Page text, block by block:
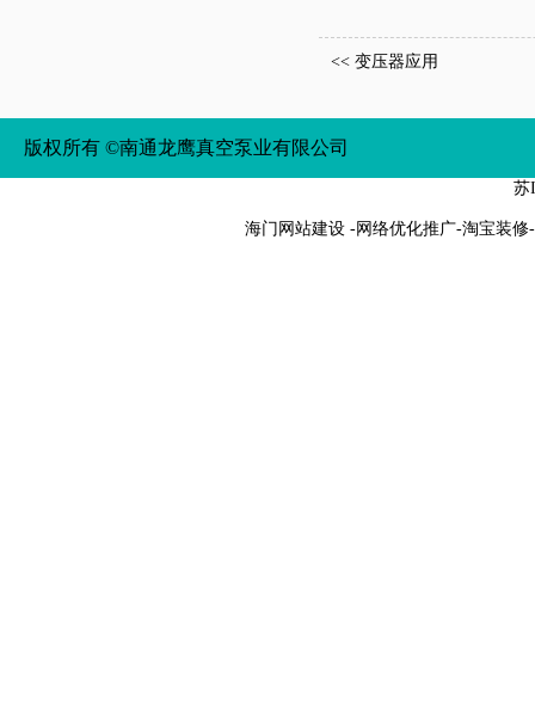
<< 变压器应用
版权所有 ©南通龙鹰真空泵业有限公司
苏
海门网站建设 -网络优化推广-淘宝装